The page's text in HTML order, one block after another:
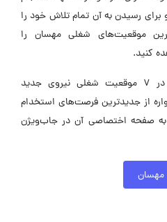
رسیدن به آن تمام تلاش خود را
موقعیت‌های شغلی مهسان را
کنید.
مهسان در حال حاضر در ۷ موقعیت شغلی نیروی جدید
از جدیدترین فرصت‌های استخدام
به صفحه اختصاصی آن در جاب‌ویژن
مهسان